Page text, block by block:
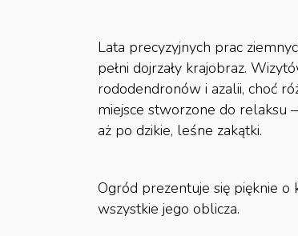
Lata precyzyjnych prac
pełni dojrzały krajobraz.
rododendronów i azalii, choć
miejsce stworzone do relaksu
aż po dzikie, leśne zakątki.
Ogród prezentuje się pięknie
wszystkie jego oblicza.